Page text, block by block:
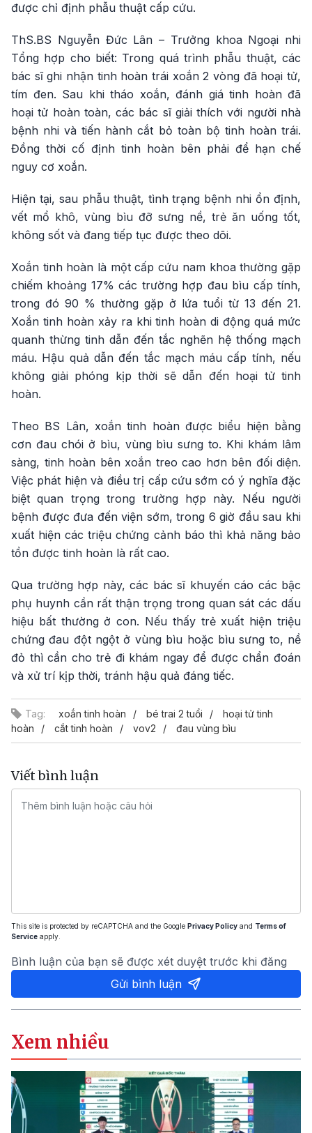
được chỉ định phẫu thuật cấp cứu.
ThS.BS Nguyễn Đức Lân – Trưởng khoa Ngoại nhi
Tổng hợp cho biết: Trong quá trình phẫu thuật, các
bác sĩ ghi nhận tinh hoàn trái xoắn 2 vòng đã hoại tử,
tím đen. Sau khi tháo xoắn, đánh giá tinh hoàn đã
hoại tử hoàn toàn, các bác sĩ giải thích với người nhà
bệnh nhi và tiến hành cắt bỏ toàn bộ tinh hoàn trái.
Đồng thời cố định tinh hoàn bên phải để hạn chế
nguy cơ xoắn.
Hiện tại, sau phẫu thuật, tình trạng bệnh nhi ổn định,
vết mổ khô, vùng bìu đỡ sưng nề, trẻ ăn uống tốt,
không sốt và đang tiếp tục được theo dõi.
Xoắn tinh hoàn là một cấp cứu nam khoa thường gặp
chiếm khoảng 17% các trường hợp đau bìu cấp tính,
trong đó 90 % thường gặp ở lứa tuổi từ 13 đến 21.
Xoắn tinh hoàn xảy ra khi tinh hoàn di động quá mức
quanh thừng tinh dẫn đến tắc nghẽn hệ thống mạch
máu. Hậu quả dẫn đến tắc mạch máu cấp tính, nếu
không giải phóng kịp thời sẽ dẫn đến hoại tử tinh
hoàn.
Theo BS Lân, xoắn tinh hoàn được biểu hiện bằng
cơn đau chói ở bìu, vùng bìu sưng to. Khi khám lâm
sàng, tinh hoàn bên xoắn treo cao hơn bên đối diện.
Việc phát hiện và điều trị cấp cứu sớm có ý nghĩa đặc
biệt quan trọng trong trường hợp này. Nếu người
bệnh được đưa đến viện sớm, trong 6 giờ đầu sau khi
xuất hiện các triệu chứng cảnh báo thì khả năng bảo
tồn được tinh hoàn là rất cao.
Qua trường hợp này, các bác sĩ khuyến cáo các bậc
phụ huynh cần rất thận trọng trong quan sát các dấu
hiệu bất thường ở con. Nếu thấy trẻ xuất hiện triệu
chứng đau đột ngột ở vùng bìu hoặc bìu sưng to, nề
đỏ thì cần cho trẻ đi khám ngay để được chẩn đoán
và xử trí kịp thời, tránh hậu quả đáng tiếc.
Tag: xoắn tinh hoàn bé trai 2 tuổi
hoại tử tinh
hoàn
cắt tinh hoàn vov2 đau vùng bìu
Viết bình luận
This site is protected by reCAPTCHA and the Google Privacy Policy and Terms of
Service apply.
Bình luận của bạn sẽ được xét duyệt trước khi đăng
Gửi bình luận
Xem nhiều